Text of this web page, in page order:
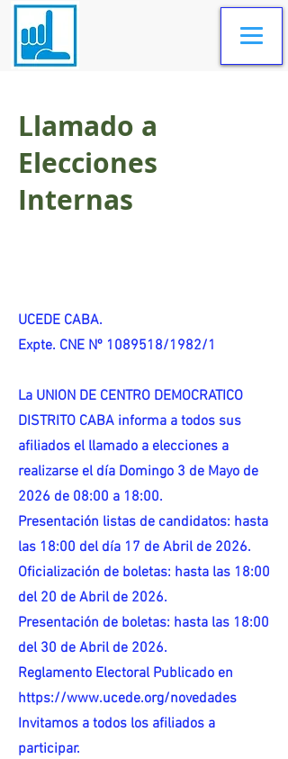
Llamado a
Elecciones
Internas
UCEDE CABA.
Expte. CNE Nº 1089518/1982/1
La UNION DE CENTRO DEMOCRATICO
DISTRITO CABA informa a todos sus
afiliados el llamado a elecciones a
realizarse el día Domingo 3 de Mayo de
2026 de 08:00 a 18:00.
Presentación listas de candidatos: hasta
las 18:00 del día 17 de Abril de 2026.
Oficialización de boletas: hasta las 18:00
del 20 de Abril de 2026.
Presentación de boletas: hasta las 18:00
del 30 de Abril de 2026.
Reglamento Electoral Publicado en
https://www.ucede.org/novedades
Invitamos a todos los afiliados a
participar.